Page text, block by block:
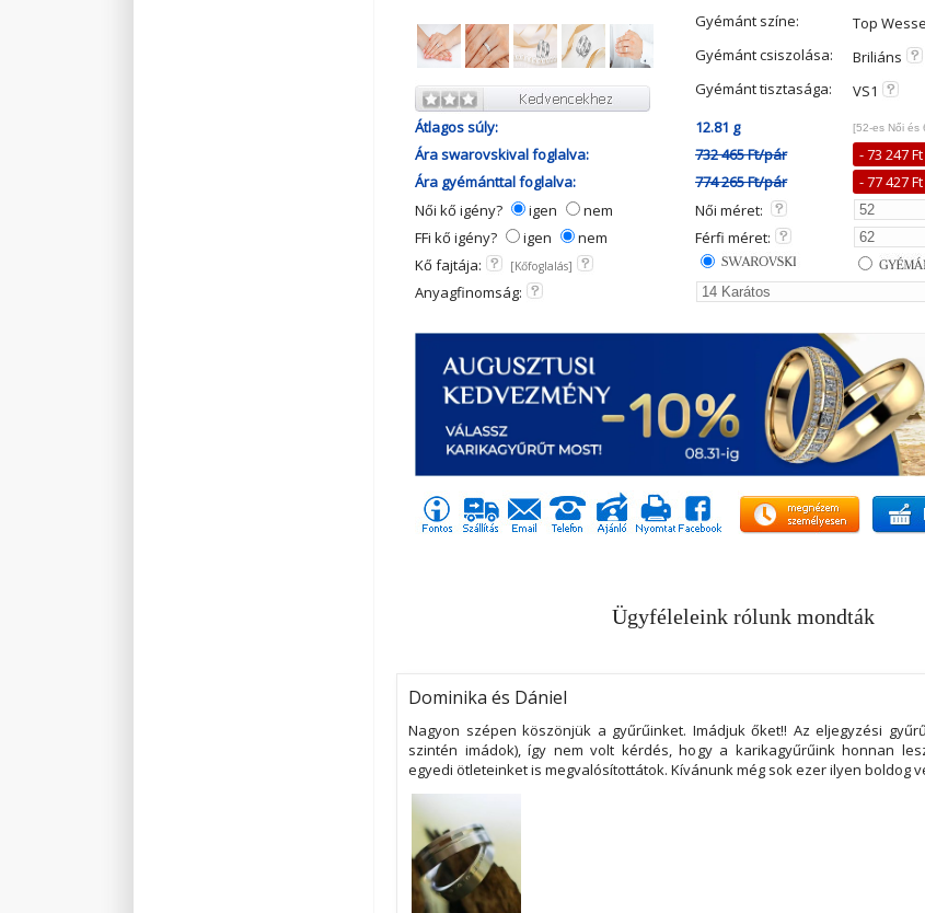
Gyémánt színe:
Top
Gyémánt csiszolása:
Briliáns
Gyémánt tisztasága:
VS1
Átlagos súly:
12.81 g [52-es Női és
Ára swarovskival foglalva: 732 465 Ft/pár - 73 247 Ft
Ára gyémánttal foglalva:
774 265 Ft/pár - 77 427 Ft
Női kő igény?
igen nem
Női méret:
FFi kő igény?
igen nem
Férfi méret:
Kő fajtája:
[Kőfoglalás]
Anyagfinomság:
Ügyféleleink rólunk mondták
Dominika és Dániel
Nagyon szépen köszönjük a gyűrűinket. Imádjuk őket!! Az eljegyzési
szintén imádok), így nem volt kérdés, hogy a karikagyűrűink honnan
egyedi ötleteinket is megvalósítottátok. Kívánunk még sok ezer ilyen boldog